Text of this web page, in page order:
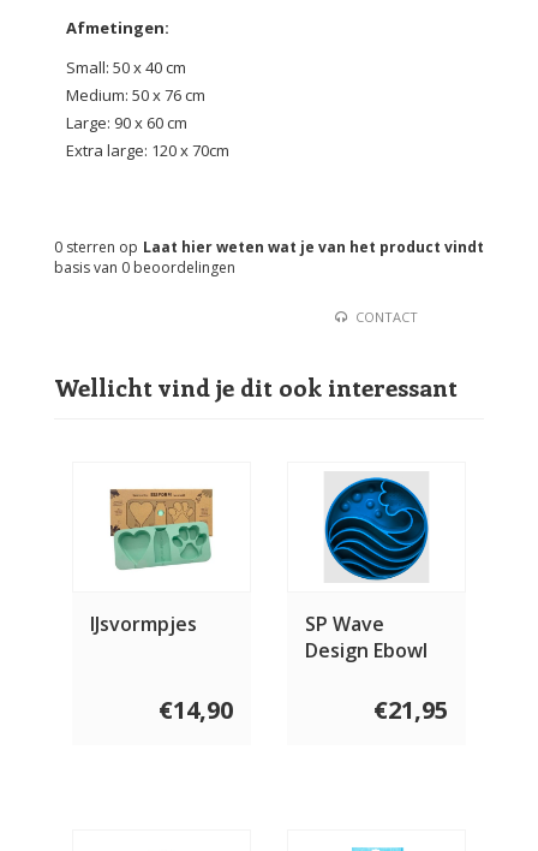
Afmetingen:
Small: 50 x 40 cm
Medium: 50 x 76 cm
Large: 90 x 60 cm
Extra large: 120 x 70cm
Laat hier weten wat je van het product vindt
0 sterren op
basis van 0 beoordelingen
CONTACT
Wellicht vind je dit ook interessant
IJsvormpjes
€14,90
SP Wave
Design Ebowl
€21,95